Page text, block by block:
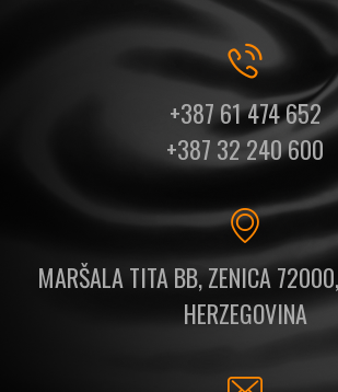
+387 61 474 652
+387 32 240 600
MARŠALA TITA BB, ZENICA
HERZEGOVINA